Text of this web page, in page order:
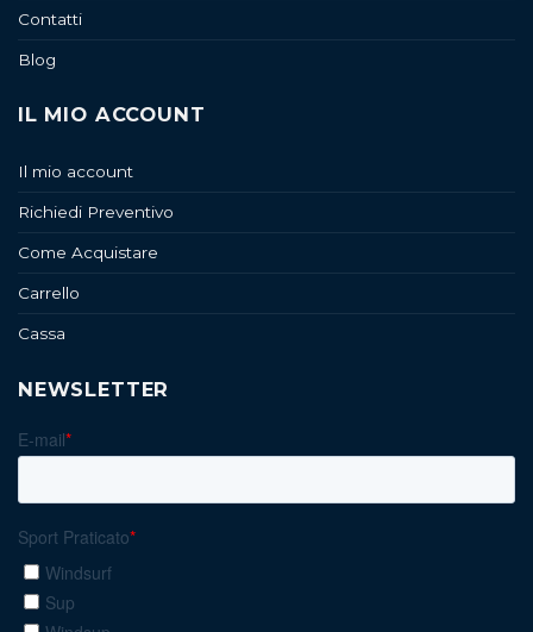
Contatti
Blog
IL MIO ACCOUNT
Il mio account
Richiedi Preventivo
Come Acquistare
Carrello
Cassa
NEWSLETTER